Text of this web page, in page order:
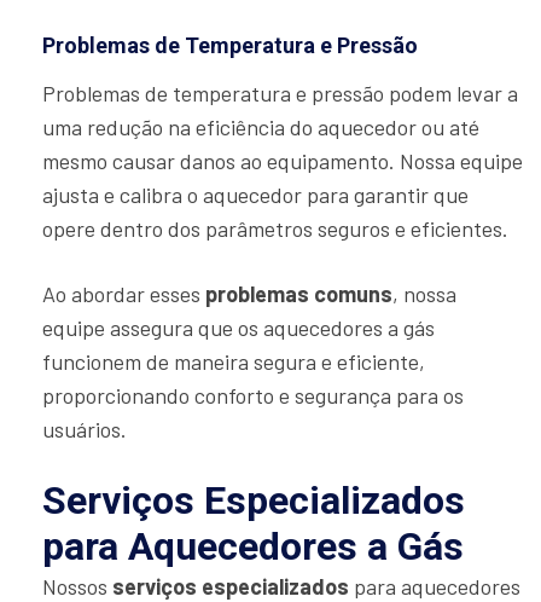
Problemas de Temperatura e Pressão
Problemas de temperatura e pressão podem levar a
uma redução na eficiência do aquecedor ou até
mesmo causar danos ao equipamento. Nossa equipe
ajusta e calibra o aquecedor para garantir que
opere dentro dos parâmetros seguros e eficientes.
Ao abordar esses problemas comuns, nossa
equipe assegura que os aquecedores a gás
funcionem de maneira segura e eficiente,
proporcionando conforto e segurança para os
usuários.
Serviços Especializados
para Aquecedores a Gás
Nossos serviços especializados para aquecedores